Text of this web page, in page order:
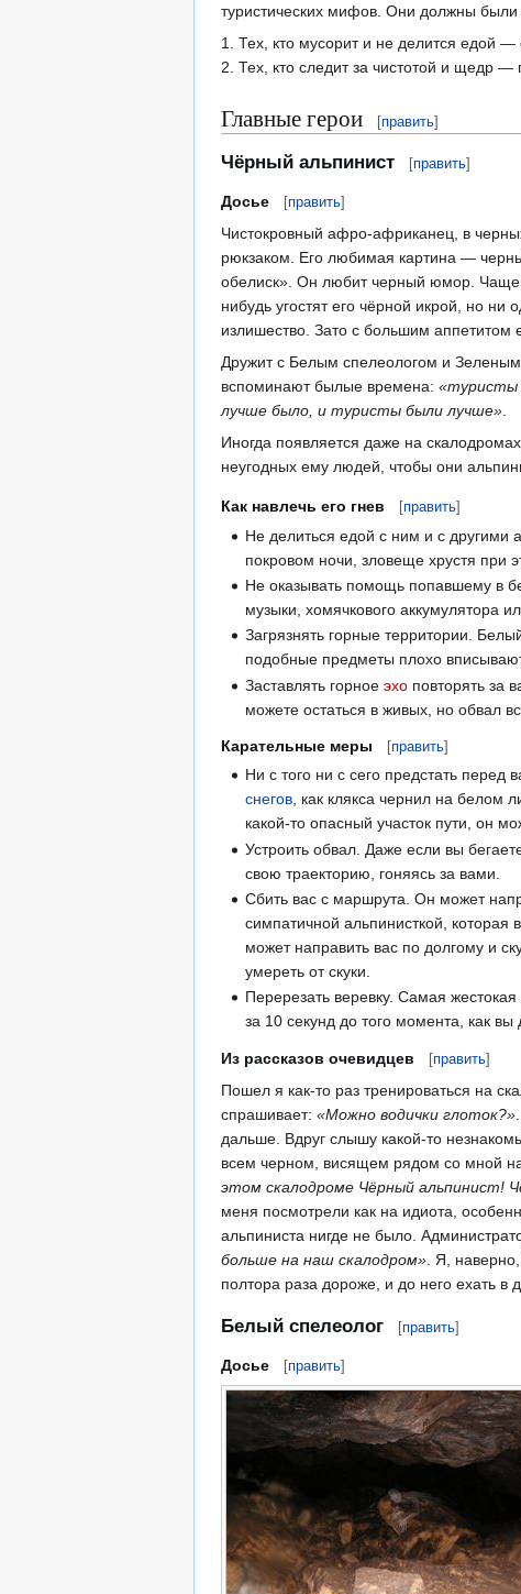
туристических мифов. Они должны
1. Тех, кто мусорит и не делится едой —
2. Тех, кто следит за чистотой и щедр —
Главные герои [править]
Чёрный альпинист [править]
Досье [править]
Чистокровный афро-африканец, в
рюкзаком. Его любимая картина —
обелиск». Он любит черный юмор. Чаще
нибудь угостят его чёрной икрой, но
излишество. Зато с большим
Дружит с Белым спелеологом и Зеленым
вспоминают былые времена: «туристы
лучше было, и туристы были лучше».
Иногда появляется даже на
неугодных ему людей, чтобы они
Как навлечь его гнев [править]
Не делиться едой с ним и с другими
покровом ночи, зловеще хрустя при
Не оказывать помощь попавшему в
музыки, хомячкового аккумулятора
Загрязнять горные территории.
подобные предметы плохо
Заставлять горноеэхо повторять за
можете остаться в живых, но обвал
Карательные меры [править]
Ни с того ни с сего предстать
снегов, как клякса чернил на белом
какой-то опасный участок пути, он
Устроить обвал. Даже если вы
свою траекторию, гоняясь за вами.
Сбить вас с маршрута. Он может
симпатичной альпинисткой, которая
может направить вас по долгому и
умереть от скуки.
Перерезать веревку. Самая
за 10 секунд до того момента, как
Из рассказов очевидцев [править]
Пошел я как-то раз тренироваться на
спрашивает: «Можно водички глоток?»
дальше. Вдруг слышу какой-то
всем черном, висящем рядом со мной
этом скалодроме Чёрный альпинист!
меня посмотрели как на идиота,
альпиниста нигде не было.
больше на наш скалодром» . Я,
полтора раза дороже, и до него ехать в
Белый спелеолог [править]
Досье [править]